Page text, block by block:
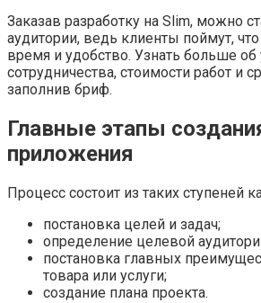
Заказав разработку на Slim, можно
аудитории, ведь клиенты поймут,
время и удобство. Узнать больше об
сотрудничества, стоимости работ и
заполнив бриф.
Главные этапы
приложения
Процесс состоит из таких ступеней
постановка целей и задач;
определение целевой
постановка главных
товара или услуги;
создание плана проекта.